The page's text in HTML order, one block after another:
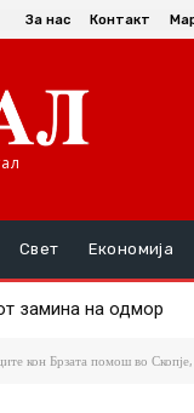
За нас Контакт
Свет Економија
замина на одмор
авионско прскање
кон Брзата помош во